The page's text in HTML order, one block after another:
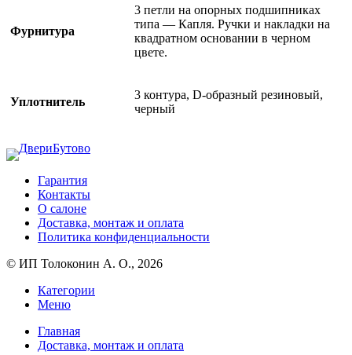
Фурнитура
3 петли на опорных подшипниках
типа — Капля. Ручки и накладки на
квадратном основании в черном
цвете.
Уплотнитель
3 контура, D-образный резиновый,
черный
Гарантия
Контакты
О салоне
Доставка, монтаж и оплата
Политика конфиденциальности
© ИП Толоконин А. О., 2026
Категории
Меню
Главная
Доставка, монтаж и оплата